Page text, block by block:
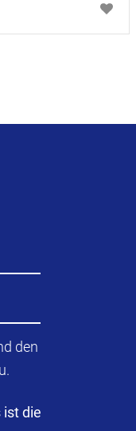
den
ist die